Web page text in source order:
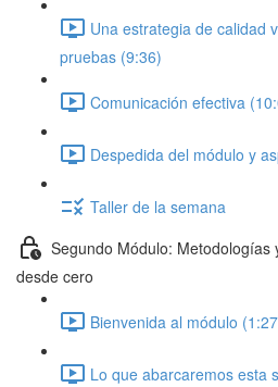
Una estrategia de calidad
pruebas (9:36)
Comunicación efectiva
Despedida del módulo y
Taller de la semana
Segundo Módulo: Metodologías
desde cero
Bienvenida al módulo
Lo que abarcaremos esta